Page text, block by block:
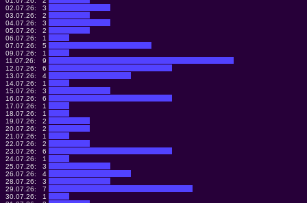
02.07.26:
3
03.07.26:
2
04.07.26:
3
05.07.26:
2
06.07.26:
1
07.07.26:
5
09.07.26:
1
11.07.26:
9
12.07.26:
6
13.07.26:
4
14.07.26:
1
15.07.26:
3
16.07.26:
6
17.07.26:
1
18.07.26:
1
19.07.26:
2
20.07.26:
2
21.07.26:
1
22.07.26:
2
23.07.26:
6
24.07.26:
1
25.07.26:
3
26.07.26:
4
28.07.26:
3
29.07.26:
7
30.07.26:
1